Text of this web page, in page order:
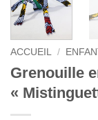
ACCUEIL /
Grenouille
«